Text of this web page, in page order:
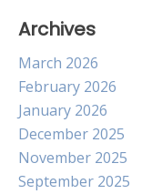
Archives
March 2026
February 2026
January 2026
December 2025
November 2025
September 2025